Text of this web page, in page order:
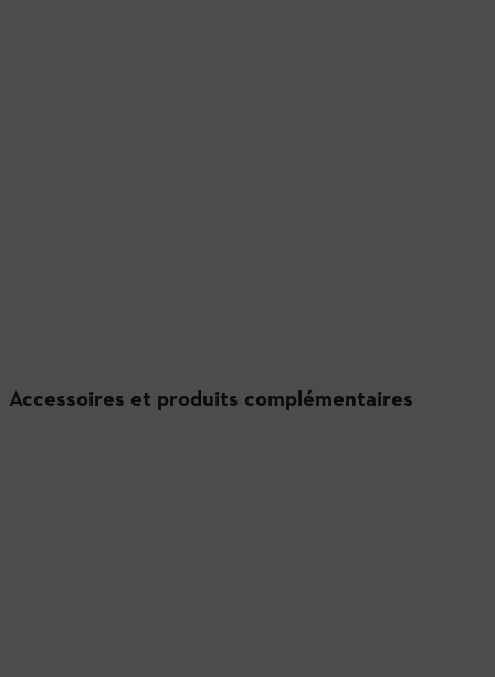
Accessoires et produits complémentaires